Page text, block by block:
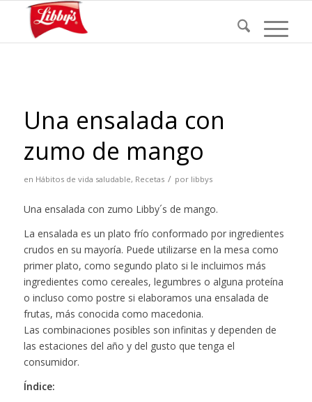
Una ensalada con
zumo de mango
en Hábitos de vida saludable, Recetas / por libbys
Una ensalada con zumo Libby´s de mango.
La ensalada es un plato frío conformado por ingredientes
crudos en su mayoría. Puede utilizarse en la mesa como
primer plato, como segundo plato si le incluimos más
ingredientes como cereales, legumbres o alguna proteína
o incluso como postre si elaboramos una ensalada de
frutas, más conocida como macedonia.
Las combinaciones posibles son infinitas y dependen de
las estaciones del año y del gusto que tenga el
consumidor.
Índice: